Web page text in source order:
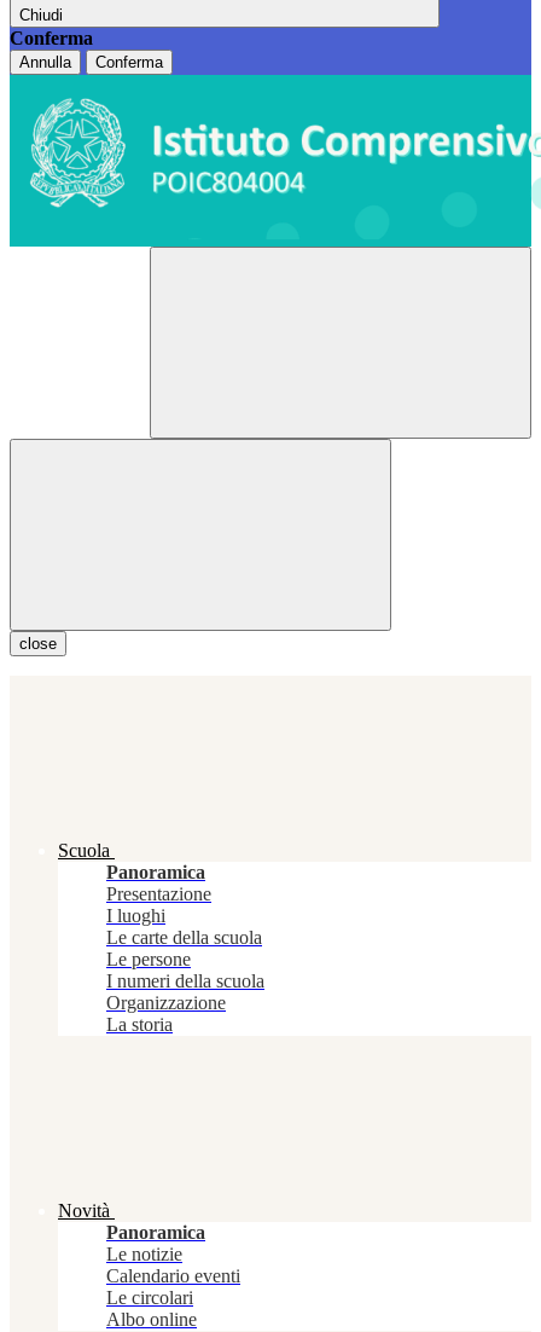
Chiudi
Conferma
Annulla Conferma
close
Scuola
Panoramica
Presentazione
I luoghi
Le carte della scuola
Le persone
I numeri della scuola
Organizzazione
La storia
Novità
Panoramica
Le notizie
Calendario eventi
Le circolari
Albo online